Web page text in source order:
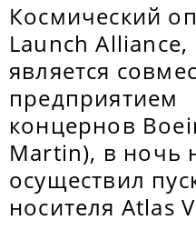
Космический
Launch
является
предприятием
концернов
Martin), в ночь
осуществил
носителя Atlas